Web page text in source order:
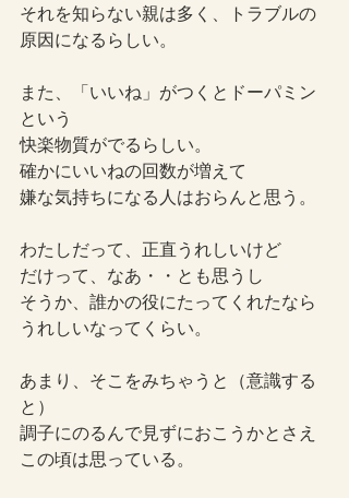
それを知らない親は多く、トラブルの
原因になるらしい。
また、「いいね」がつくとドーパミン
という
快楽物質がでるらしい。
確かにいいねの回数が増えて
嫌な気持ちになる人はおらんと思う。
わたしだって、正直うれしいけど
だけって、なあ・・とも思うし
そうか、誰かの役にたってくれたなら
うれしいなってくらい。
あまり、そこをみちゃうと（意識する
と）
調子にのるんで見ずにおこうかとさえ
この頃は思っている。